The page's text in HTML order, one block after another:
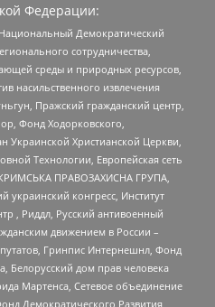
Федерации:
Демократический
сотрудничества,
среды и природных ресурсов,
насильственного извлечения
Пражский гражданский центр,
Фонд Ходорковского,
Украинской Христианской Церкви,
Технологии, Европейская сеть
КРИМСЬКА ПРАВОЗАХИСНА ГРУПА,
конгресс, Институт
, Риддл, Русский антивоенный
движением в России –
Гринпис Интернешнл, Фонд
Белорусский дом прав человека
Мартенса, Сетевое объединение
Демократического Развития,